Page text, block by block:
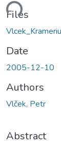
Files
Date
2005-12-10
Authors
Vlček, Petr
Abstract